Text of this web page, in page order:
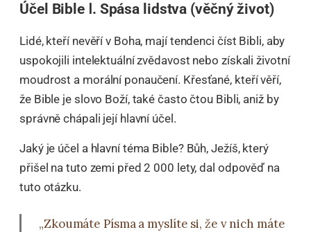
Účel Bible Ⅰ. Spása lidstva (věčný život)
Lidé, kteří nevěří v Boha, mají tendenci číst Bibli, aby
uspokojili intelektuální zvědavost nebo získali životní
moudrost a morální ponaučení. Křesťané, kteří věří,
že Bible je slovo Boží, také často čtou Bibli, aniž by
správně chápali její hlavní účel.
Jaký je účel a hlavní téma Bible? Bůh, Ježíš, který
přišel na tuto zemi před 2 000 lety, dal odpověď na
tuto otázku.
„Zkoumáte Písma a myslíte si, že v nich máte